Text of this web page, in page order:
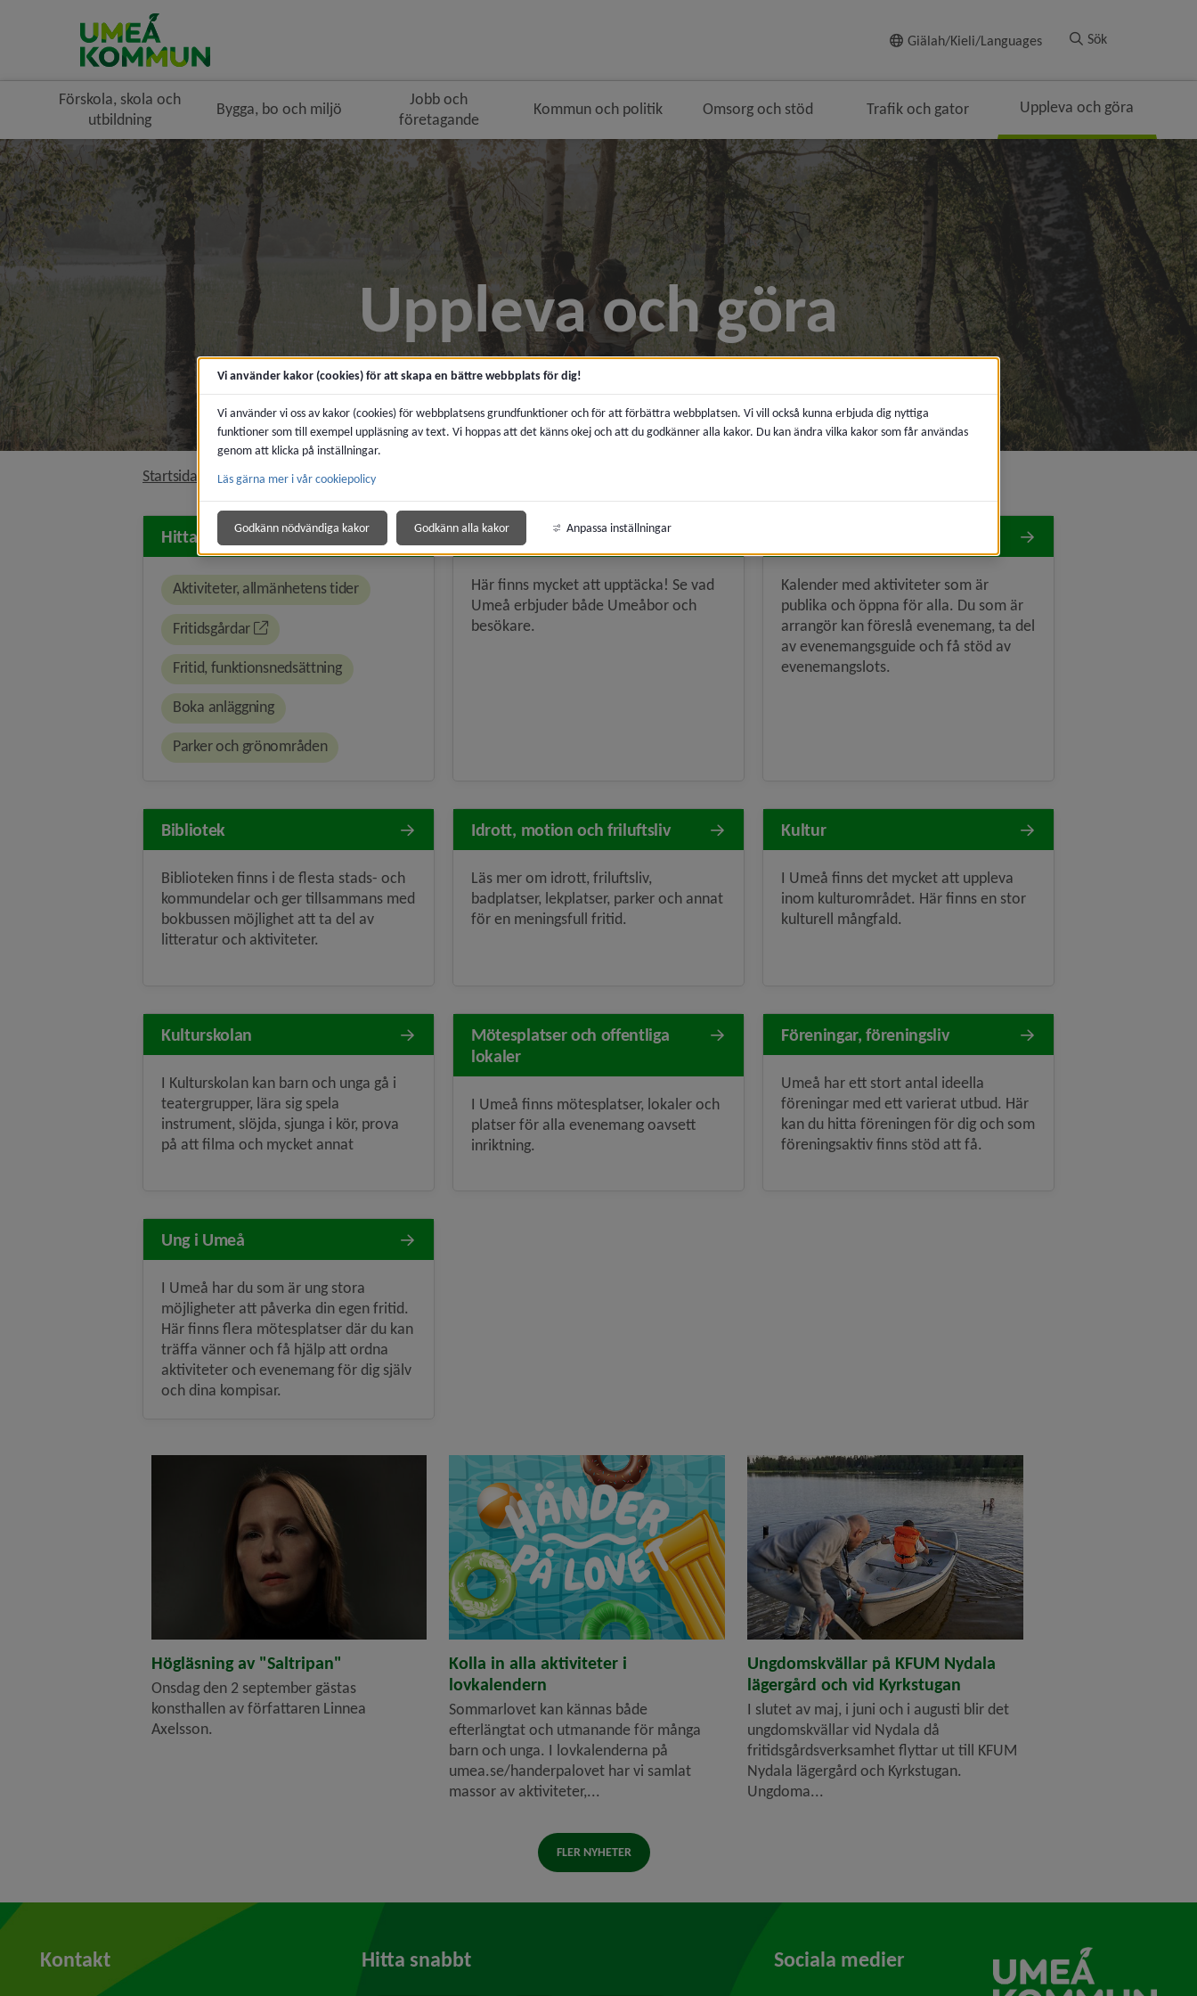
Giälah/Kieli/Languages Sök
Förskola, skola och
utbildning
Bygga, bo och miljö
Jobb och
företagande
Kommun och politik Omsorg och stöd Trafik och gator Uppleva och göra
Uppleva och göra
Startsida Uppleva och göranivå i brödsmulenavigeringen
Hitta snabbt
Aktiviteter, allmänhetens tider
Fritidsgårdar
Fritid, funktionsnedsättning
Boka anläggning
Parker och grönområden
Turism, att besöka Umeå
Här finns mycket att upptäcka! Se vad
Umeå erbjuder både Umeåbor och
besökare.
Kalender med aktiviteter som är
publika och öppna för alla. Du som är
arrangör kan föreslå evenemang, ta del
av evenemangsguide och få stöd av
evenemangslots.
Bibliotek
Biblioteken finns i de flesta stads- och
kommundelar och ger tillsammans med
bokbussen möjlighet att ta del av
litteratur och aktiviteter.
Idrott, motion och friluftsliv
Läs mer om idrott, friluftsliv,
badplatser, lekplatser, parker och annat
för en meningsfull fritid.
Kultur
I Umeå finns det mycket att uppleva
inom kulturområdet. Här finns en stor
kulturell mångfald.
Kulturskolan
I Kulturskolan kan barn och unga gå i
teatergrupper, lära sig spela
instrument, slöjda, sjunga i kör, prova
på att filma och mycket annat
Mötesplatser och offentliga
lokaler
I Umeå finns mötesplatser, lokaler och
platser för alla evenemang oavsett
inriktning.
Föreningar, föreningsliv
Umeå har ett stort antal ideella
föreningar med ett varierat utbud. Här
kan du hitta föreningen för dig och som
föreningsaktiv finns stöd att få.
Ung i Umeå
I Umeå har du som är ung stora
möjligheter att påverka din egen fritid.
Här finns flera mötesplatser där du kan
träffa vänner och få hjälp att ordna
aktiviteter och evenemang för dig själv
och dina kompisar.
Högläsning av "Saltripan"
Onsdag den 2 september gästas
konsthallen av författaren Linnea
Axelsson.
Kolla in alla aktiviteter i
lovkalendern
Sommarlovet kan kännas både
efterlängtat och utmanande för många
barn och unga. I lovkalenderna på
umea.se/handerpalovet har vi samlat
massor av aktiviteter,...
Ungdomskvällar på KFUM Nydala
lägergård och vid Kyrkstugan
I slutet av maj, i juni och i augusti blir det
ungdomskvällar vid Nydala då
fritidsgårdsverksamhet flyttar ut till KFUM
Nydala lägergård och Kyrkstugan.
Ungdoma...
FLER NYHETER
Kontakt Hitta snabbt Sociala medier
Vi använder kakor (cookies) för att skapa en bättre webbplats för dig!
Vi använder vi oss av kakor (cookies) för webbplatsens grundfunktioner och för att förbättra webbplatsen. Vi vill också kunna erbjuda dig nyttiga
funktioner som till exempel uppläsning av text. Vi hoppas att det känns okej och att du godkänner alla kakor. Du kan ändra vilka kakor som får användas
genom att klicka på inställningar.
Läs gärna mer i vår cookiepolicy
Godkänn nödvändiga kakor Godkänn alla kakor Anpassa inställningar